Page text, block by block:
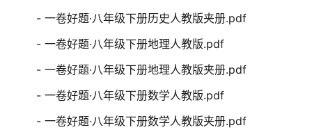
- 一卷好题·八年级下册历史人教版夹册.pdf
- 一卷好题·八年级下册地理人教版.pdf
- 一卷好题·八年级下册地理人教版夹册.pdf
- 一卷好题·八年级下册数学人教版.pdf
- 一卷好题·八年级下册数学人教版夹册.pdf